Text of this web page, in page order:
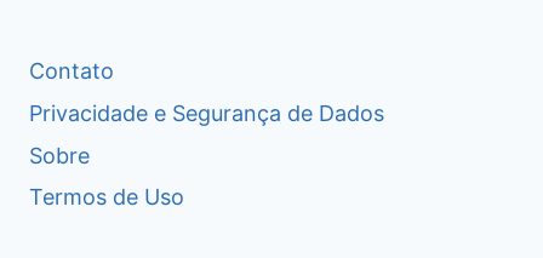
Contato
Privacidade e Segurança de Dados
Sobre
Termos de Uso